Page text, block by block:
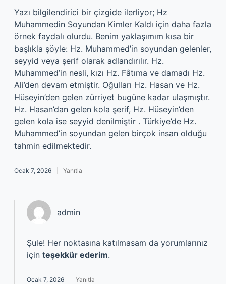
Yazı bilgilendirici bir çizgide ilerliyor; Hz
Muhammedin Soyundan Kimler Kaldı için daha fazla
örnek faydalı olurdu. Benim yaklaşımım kısa bir
başlıkla şöyle: Hz. Muhammed’in soyundan gelenler,
seyyid veya şerif olarak adlandırılır. Hz.
Muhammed’in nesli, kızı Hz. Fâtıma ve damadı Hz.
Ali’den devam etmiştir. Oğulları Hz. Hasan ve Hz.
Hüseyin’den gelen zürriyet bugüne kadar ulaşmıştır.
Hz. Hasan’dan gelen kola şerif, Hz. Hüseyin’den
gelen kola ise seyyid denilmiştir . Türkiye’de Hz.
Muhammed’in soyundan gelen birçok insan olduğu
tahmin edilmektedir.
Ocak 7, 2026 Yanıtla
admin
Şule! Her noktasına katılmasam da yorumlarınız
için teşekkür ederim.
Ocak 7, 2026 Yanıtla